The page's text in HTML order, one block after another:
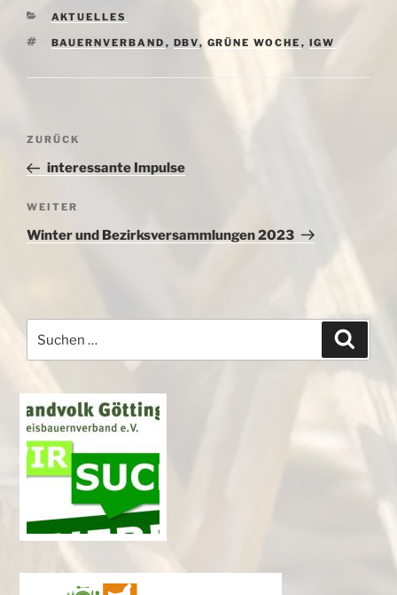
KATEGORIEN
AKTUELLES
SCHLAGWÖRTER
BAUERNVERBAND , DBV, GRÜNE WOCHE , IGW
Beitragsnavigation
Vorheriger
Beitrag
ZURÜCK
interessante Impulse
Nächster
Beitrag
WEITER
Winter und Bezirksversammlungen 2023
nach: